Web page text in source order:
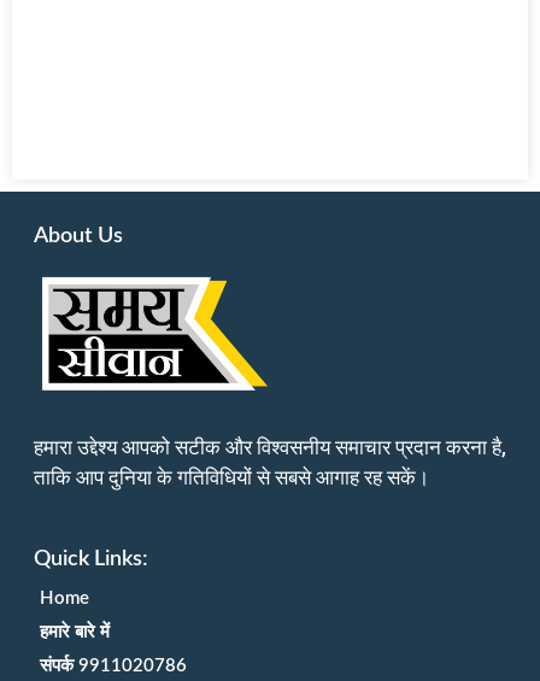
About Us
हमारा उद्देश्य आपको सटीक और विश्वसनीय समाचार प्रदान करना है,
ताकि आप दुनिया के गतिविधियों से सबसे आगाह रह सकें।
Quick Links:
Home
हमारे बारे में
संपर्क 9911020786